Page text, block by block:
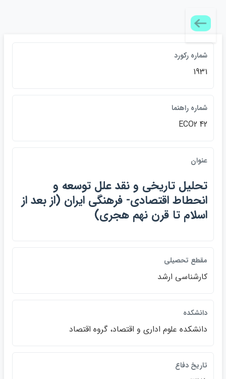
شماره ركورد
1931
شماره راهنما
ECO2 42
عنوان
تحليل تاريخي و نقد علل توسعه و
انحطاط اقتصادي- فرهنگي ايران (از بعد از
اسلام تا قرن نهم هجري)
مقطع تحصيلي
كارشناسي ارشد
دانشكده
دانشكده علوم اداري و اقتصاد، گروه اقتصاد
تاريخ دفاع